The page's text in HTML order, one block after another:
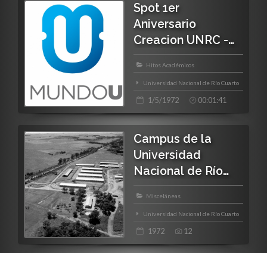
Spot 1er
Aniversario
Creacion UNRC -
LV16 Radio Río
Cuarto
Hitos Académicos
Universidad Nacional de Río Cuarto
1/5/1972 00:01:41
Campus de la
Universidad
Nacional de Río
Cuarto [Galería]
Misceláneas
Universidad Nacional de Río Cuarto
1972 12